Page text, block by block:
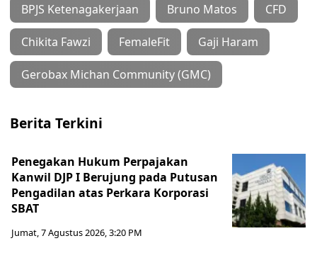
BPJS Ketenagakerjaan Bruno Matos CFD
Chikita Fawzi FemaleFit Gaji Haram
Gerobax Michan Community (GMC)
Berita Terkini
Penegakan Hukum Perpajakan
Kanwil DJP I Berujung pada Putusan
Pengadilan atas Perkara Korporasi
SBAT
Jumat, 7 Agustus 2026, 3:20 PM